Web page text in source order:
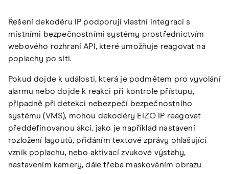
Řešení dekodéru IP podporují vlastní integraci s
místními bezpečnostními systémy prostřednictvím
webového rozhraní API, které umožňuje reagovat na
poplachy po síti.
Pokud dojde k události, která je podmětem pro vyvolání
alarmu nebo dojde k reakci při kontrole přístupu,
případně při detekci nebezpečí bezpečnostního
systému (VMS), mohou dekodéry EIZO IP reagovat
předdefinovanou akcí, jako je například nastavení
rozložení layoutů, přidáním textové zprávy ohlašující
vznik poplachu, nebo aktivací zvukové výstahy,
nastavením kamery, dále třeba maskováním obrazu